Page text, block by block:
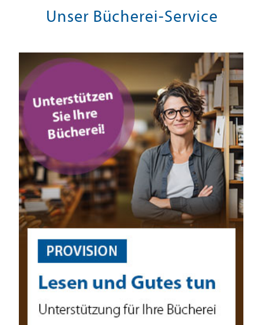
Unser Bücherei-Service